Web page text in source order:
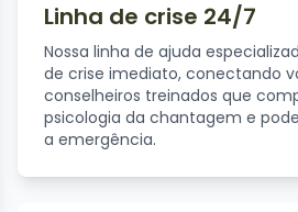
Linha de crise 24/7
Nossa linha de ajuda
de crise imediato, conectando
conselheiros treinados que
psicologia da chantagem e
a emergência.